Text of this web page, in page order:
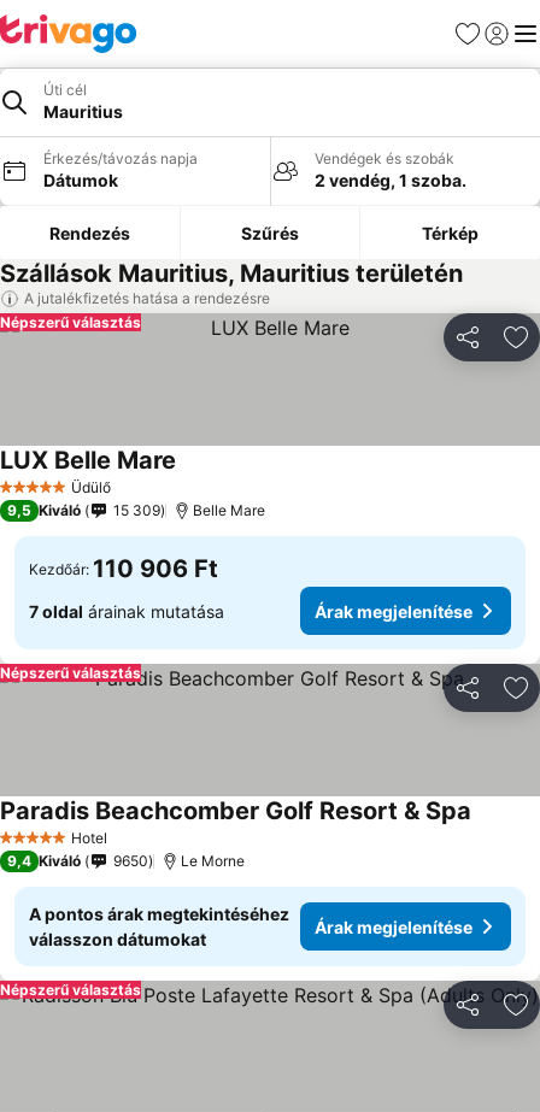
Kedvencek
Úti cél
Mauritius
Érkezés/távozás napja
Dátumok
Vendégek és szobák
2 vendég, 1 szoba.
Rendezés Szűrés Térkép
Szállások Mauritius, Mauritius területén
A jutalékfizetés hatása a rendezésre
Népszerű választás
5 KategóriaÜdülő
LUX Belle Mare
9,5 Kiváló 15 309 Belle Mare
Kezdőár: 110 906 Ft
7 oldal árainak mutatása Árak megjelenítése
Népszerű választás
5 KategóriaHotel
Paradis Beachcomber Golf Resort & Spa
9,4 Kiváló 9650 Le Morne
A pontos árak megtekintéséhez
válasszon dátumokat
Árak megjelenítése
Népszerű választás